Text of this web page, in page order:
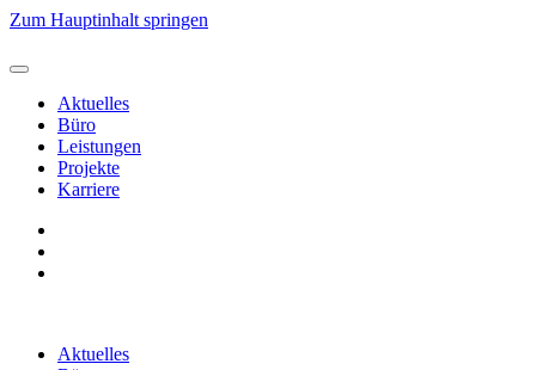
Zum Hauptinhalt springen
Aktuelles
Büro
Leistungen
Projekte
Karriere
Aktuelles